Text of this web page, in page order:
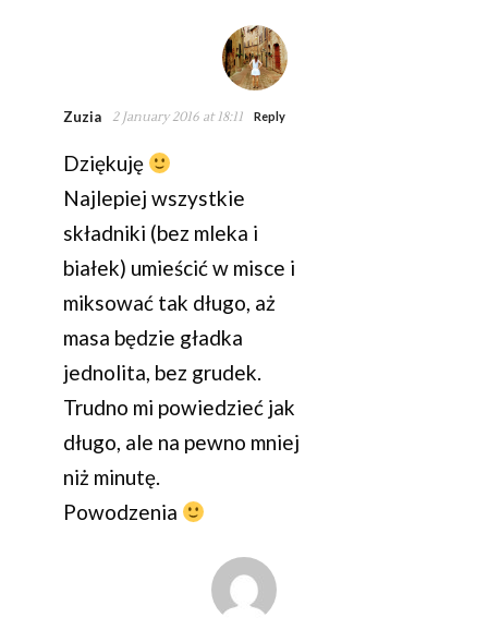
Zuzia 2 January 2016 at 18:11 Reply
Dziękuję
Najlepiej wszystkie
składniki (bez mleka i
białek) umieścić w misce i
miksować tak długo, aż
masa będzie gładka
jednolita, bez grudek.
Trudno mi powiedzieć jak
długo, ale na pewno mniej
niż minutę.
Powodzenia